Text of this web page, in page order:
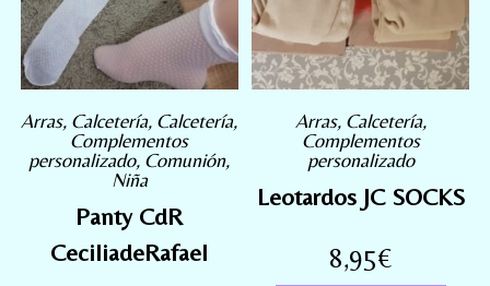
Arras, Calcetería, Calcetería,
Complementos
personalizado, Comunión,
Niña
Panty CdR
CeciliadeRafael
Arras, Calcetería,
Complementos
personalizado
Leotardos JC SOCKS
8,95€